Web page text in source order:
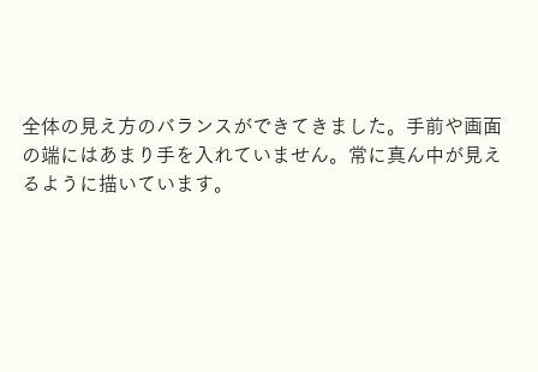
全体の見え方のバランスができてきました。手前や画面
の端にはあまり手を入れていません。常に真ん中が見え